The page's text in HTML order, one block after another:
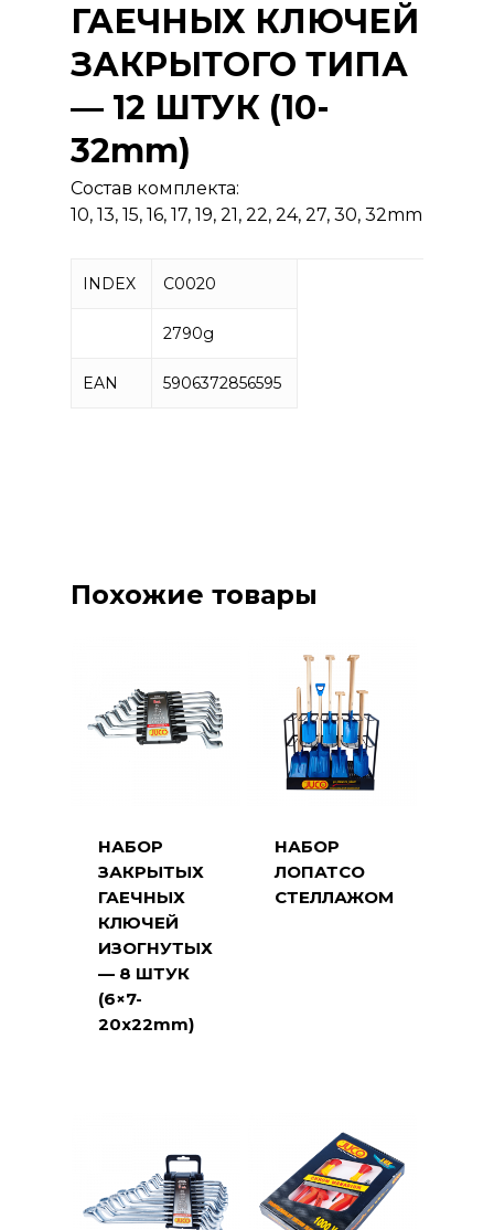
ГАЕЧНЫХ КЛЮЧЕЙ
ЗАКРЫТОГО ТИПА
— 12 ШТУК (10-
32mm)
Состав комплекта:
10, 13, 15, 16, 17, 19, 21, 22, 24, 27, 30, 32mm
INDEX C0020
2790g
EAN 5906372856595
Похожие товары
НАБОР
ЗАКРЫТЫХ
ГАЕЧНЫХ
КЛЮЧЕЙ
ИЗОГНУТЫХ
— 8 ШТУК
(6×7-
20x22mm)
НАБОР
ЛОПАТСО
СТЕЛЛАЖОМ